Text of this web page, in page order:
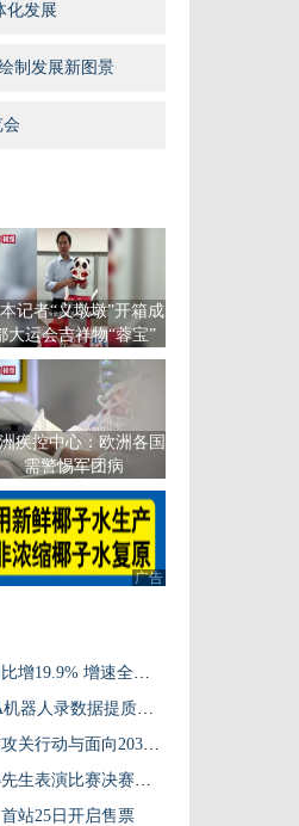
化发展
制发展新图景
会
本记者“义墩墩”开箱成
大运会吉祥物“蓉宝”
疾控中心：欧洲各国
需警惕军团病
广告
广告
上半年海南规上工业增加值同比增19.9% 增速全国第1
海南省大数据管理局:推广RPA机器人录数据提质增效
中国热科院发布热带农业科技攻关行动与面向2030重大任务清单
第十六届海南省青少年科普小先生表演比赛决赛落幕
站25日开启售票